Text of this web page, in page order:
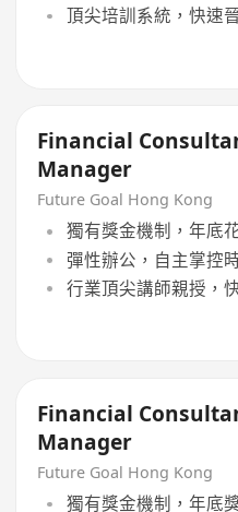
頂尖培訓系統，快速
Financial
Manager
Future Goal Hong Kong
獨有獎金機制，年底
彈性辦公，自主掌控
行業頂尖講師親授，
Financial
Manager
Future Goal Hong Kong
獨有獎金機制，年底